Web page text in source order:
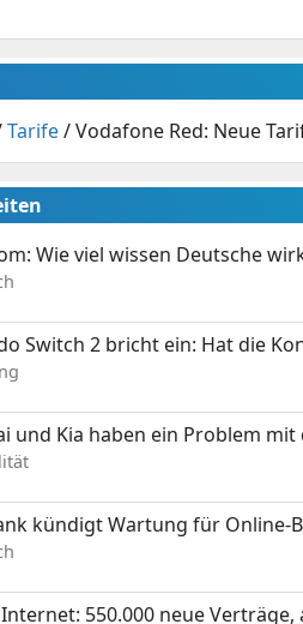
Tarife/Vodafone Red: Neue
Wie viel wissen Deutsche
Switch 2 bricht ein: Hat die
und Kia haben ein Problem
kündigt Wartung für Online-
550.000 neue